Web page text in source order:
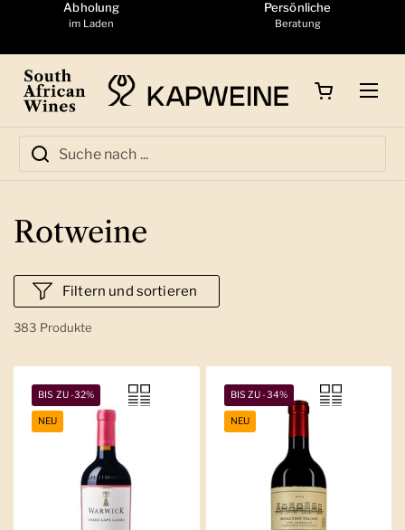
Zum Inhalt springen
Abholung
im Laden
Persönliche
Beratung
Rotweine
383 Produkte
Filtern und sortieren
BIS ZU -32%
NEU
BIS ZU -34%
NEU